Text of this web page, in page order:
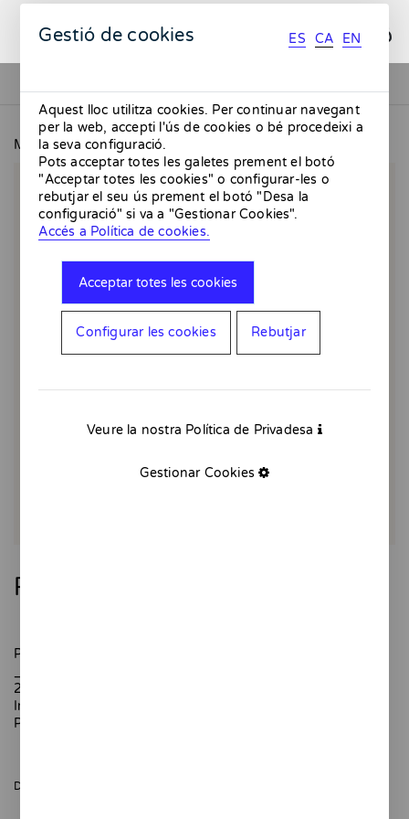
EN
MMMMERCAT Passeig
Passeig
Passeig molt gos. Qui porta a qui?
20 x 20 cm.
Impressió digital.
Paper texturat de 320 gr
DISPONIBLE
Gestió de cookies ES CA EN
Aquest lloc utilitza cookies. Per continuar navegant
per la web, accepti l'ús de cookies o bé procedeixi a
la seva configuració.
Pots acceptar totes les galetes prement el botó
"Acceptar totes les cookies" o configurar-les o
rebutjar el seu ús prement el botó "Desa la
configuració" si va a "Gestionar Cookies".
Accés a Política de cookies.
Acceptar totes les cookies
Configurar les cookies Rebutjar
Veure la nostra Política de Privadesa
Gestionar Cookies